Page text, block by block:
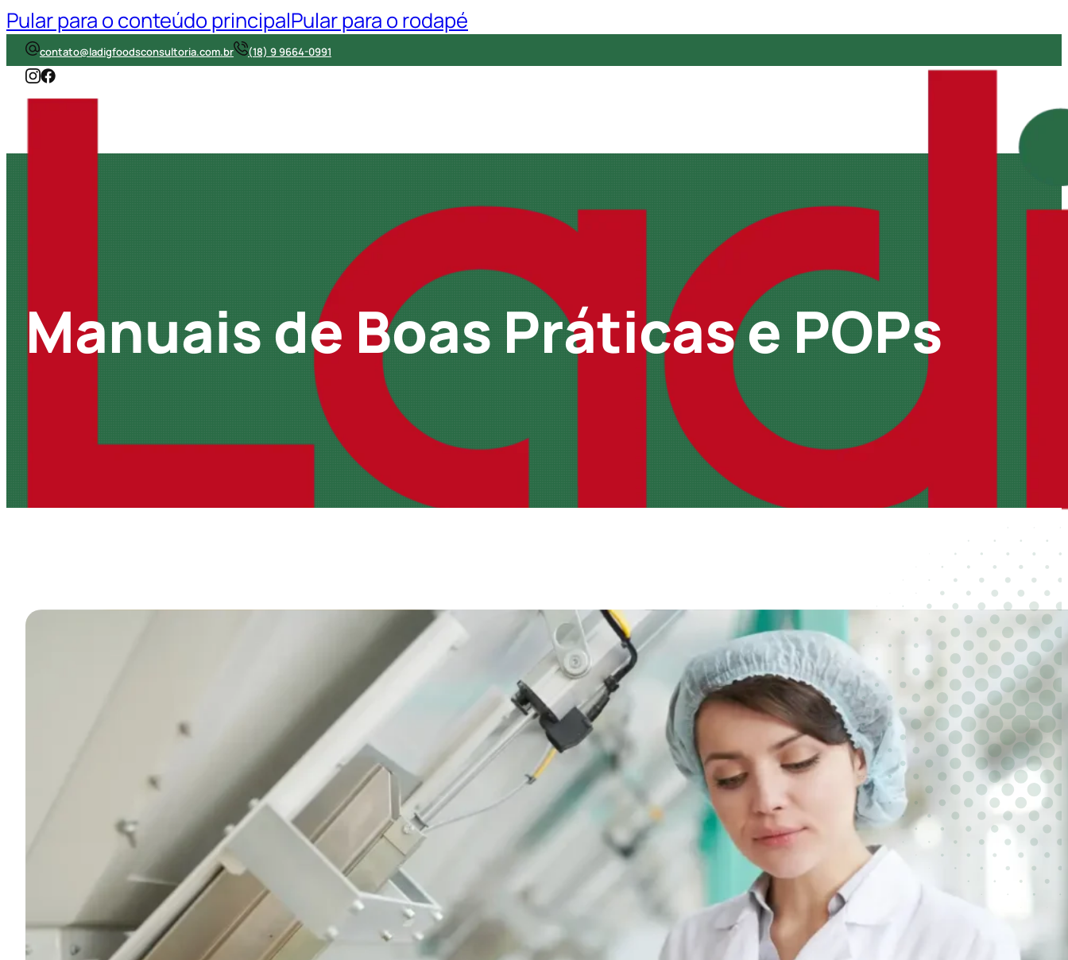
Pular para o conteúdo principalPular para o rodapé
contato@ladigfoodsconsultoria.com.br (18) 9 9664-0991
LICENÇAS E ALVARÁS SANITÁRIOS
CONSULTORIA HIGIÊNICO SANITÁRIA
ADEQUAÇÃO PARA SELOS DE INSPEÇÃO
MANUAIS DE BOAS PRÁTICAS E POPS
ROTULAGEM E TABELA NUTRICIONAL
TREINAMENTO DE EQUIPE
RESPONSABILIDADE TÉCNICA E ACOMPANHAMENTO
AUDITORIAS
DETERMINAÇÃO DE SHELFLIFE (VALIDADE)
CONTATO
INICIO
Manuais de Boas Práticas e POPs